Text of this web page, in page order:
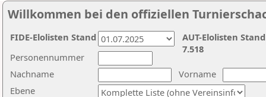
Willkommen bei den offiziellen
Nachname
Vorname
Ebene
Personennummer
AUT-Elolisten
7.518
FIDE-Elolisten Stand